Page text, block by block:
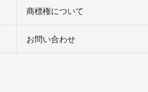
商標権について
お問い合わせ